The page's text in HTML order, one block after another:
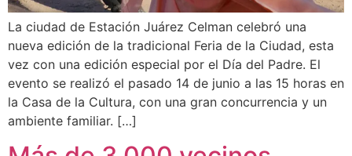
La ciudad de Estación Juárez Celman celebró una
nueva edición de la tradicional Feria de la Ciudad, esta
vez con una edición especial por el Día del Padre. El
evento se realizó el pasado 14 de junio a las 15 horas en
la Casa de la Cultura, con una gran concurrencia y un
ambiente familiar. […]